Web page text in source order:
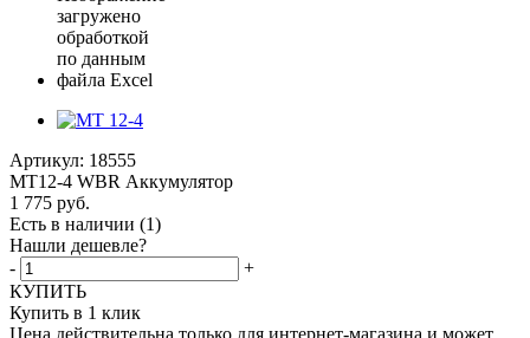
Артикул: 18555
MT12-4 WBR Аккумулятор
1 775 руб.
Есть в наличии (1)
Нашли дешевле?
-
+
КУПИТЬ
Купить в 1 клик
Цена действительна только для интернет-магазина и может